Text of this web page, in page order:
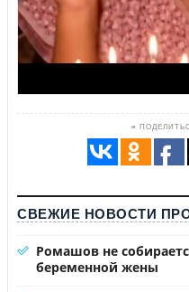
≡
СВЕЖИЕ НОВОСТИ
Ромашов не
беременной жены